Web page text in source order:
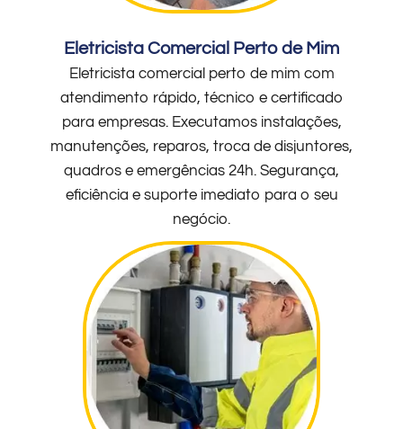
Eletricista Comercial Perto de Mim
Eletricista comercial perto de mim com
atendimento rápido, técnico e certificado
para empresas. Executamos instalações,
manutenções, reparos, troca de disjuntores,
quadros e emergências 24h. Segurança,
eficiência e suporte imediato para o seu
negócio.